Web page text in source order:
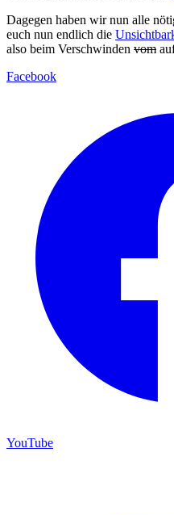
Dagegen haben wir nun alle
euch nun endlich die
also beim Verschwinden vom
Facebook
YouTube